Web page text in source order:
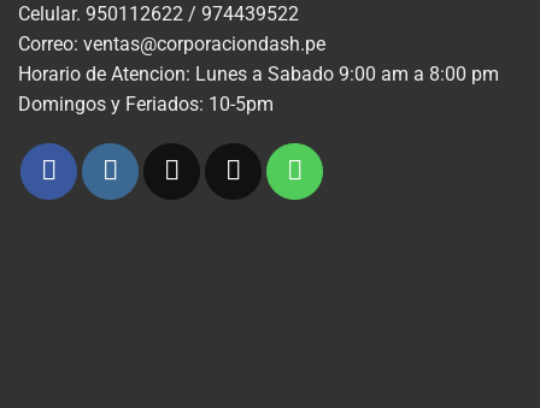
Celular. 950112622 / 974439522
Correo: ventas@corporaciondash.pe
Horario de Atencion: Lunes a Sabado 9:00 am a 8:00 pm
Domingos y Feriados: 10-5pm